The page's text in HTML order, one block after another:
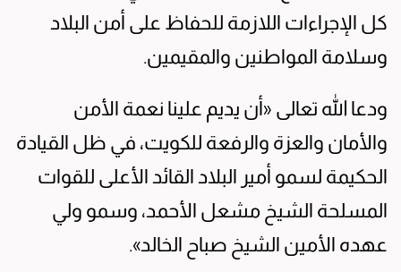
كل الإجراءات اللازمة للحفاظ على أمن البلاد
وسلامة المواطنين والمقيمين.
ودعا الله تعالى «أن يديم علينا نعمة الأمن
والأمان والعزة والرفعة للكويت، في ظل القيادة
الحكيمة لسمو أمير البلاد القائد الأعلى للقوات
المسلحة الشيخ مشعل الأحمد، وسمو ولي
عهده الأمين الشيخ صباح الخالد».